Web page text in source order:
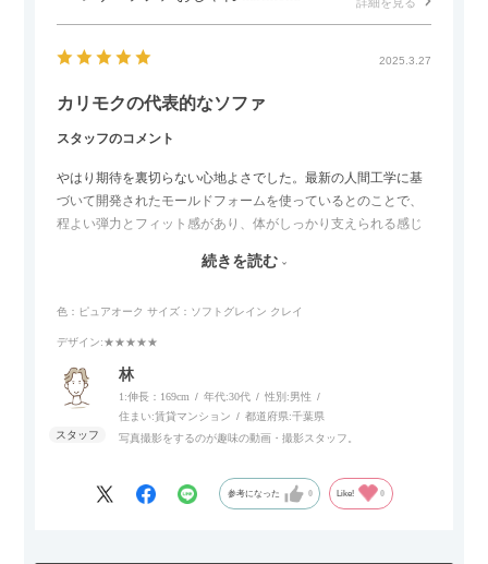
詳細を見る
2025.3.27
カリモクの代表的なソファ
スタッフのコメント
やはり期待を裏切らない心地よさでした。最新の人間工学に基
づいて開発されたモールドフォームを使っているとのことで、
程よい弾力とフィット感があり、体がしっかり支えられる感じ
リラックスタイムによさそうでした。回転タイプなので、個人
す。
続きを読む
色：ピュアオーク サイズ：ソフトグレイン クレイ
デザイン:★★★★★
林
1:伸長：169cm 年代:30代 性別:男性
住まい:賃貸マンション 都道府県:千葉県
写真撮影をするのが趣味の動画・撮影スタッフ。
参考になった 0 Like! 0